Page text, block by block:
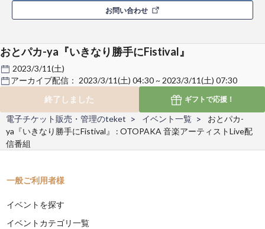
お問い合わせ
おとパカ-ya『いきなり勝手にFistival』
2023/3/11(土)
アーカイブ配信： 2023/3/11(土) 04:30 ~ 2023/3/11(土) 07:30
終了しました
ギフトで応援！
電子チケット販売・管理のteket イベント一覧
おとパカ-
ya『いきなり勝手にFistival』 : OTOPAKA 音楽アーティストLive配
信番組
一般ご利用者様
イベントを探す
イベントカテゴリ一覧